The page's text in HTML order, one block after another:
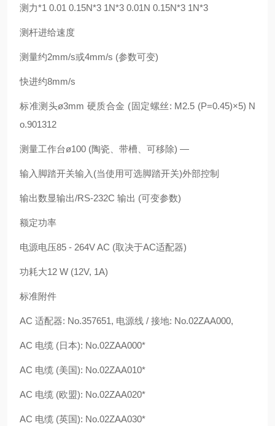
测力*1 0.01 0.15N*3 1N*3 0.01N 0.15N*3 1N*3
测杆进给速度
测量约2mm/s或4mm/s (参数可变)
快进约8mm/s
标准测头ø3mm 硬质合金 (固定螺丝: M2.5 (P=0.45)×5) N
o.901312
测量工作台ø100 (陶瓷、带槽、可移除) —
输入脚踏开关输入(当使用可选脚踏开关)外部控制
输出数显输出/RS-232C 输出 (可变参数)
额定功率
电源电压85 - 264V AC (取决于AC适配器)
功耗大12 W (12V, 1A)
标准附件
AC 适配器: No.357651, 电源线 / 接地: No.02ZAA000,
AC 电缆 (日本): No.02ZAA000*
AC 电缆 (美国): No.02ZAA010*
AC 电缆 (欧盟): No.02ZAA020*
AC 电缆 (英国): No.02ZAA030*